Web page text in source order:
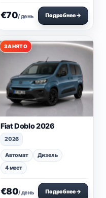
€70/ день Подробнее →
ЗАНЯТО
Fiat Doblo 2026
2026
Автомат
Дизель
4 мест
€80/ день Подробнее →